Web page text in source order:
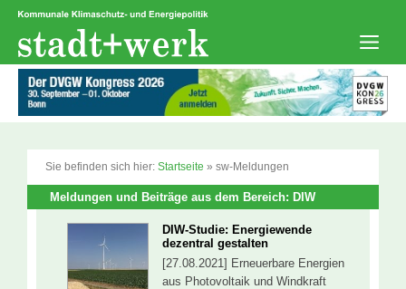
Zum
springen
Sie befinden sich hier: Startseite » sw-Meldungen
Meldungen und Beiträge aus dem Bereich: DIW
DIW-Studie: Energiewende
dezentral gestalten
[27.08.2021] Erneuerbare Energien
aus Photovoltaik und Windkraft